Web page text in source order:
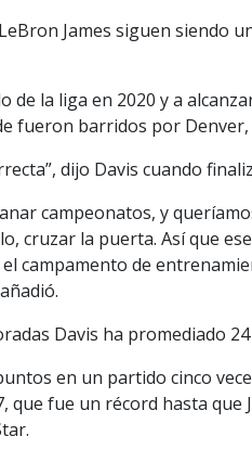
James siguen siendo
de la liga en 2020 y a
fueron barridos por
dijo Davis cuando
campeonatos, y
cruzar la puerta. Así que
campamento de
Davis ha promediado
en un partido cinco
que fue un récord hasta